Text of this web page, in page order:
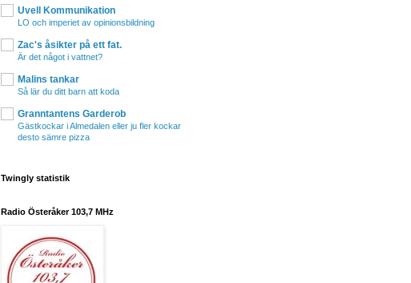
Uvell Kommunikation
LO och imperiet av opinionsbildning
Zac's åsikter på ett fat.
Är det något i vattnet?
Malins tankar
Så lär du ditt barn att koda
Granntantens Garderob
Gästkockar i Almedalen eller ju fler kockar
desto sämre pizza
Twingly statistik
Radio Österåker 103,7 MHz